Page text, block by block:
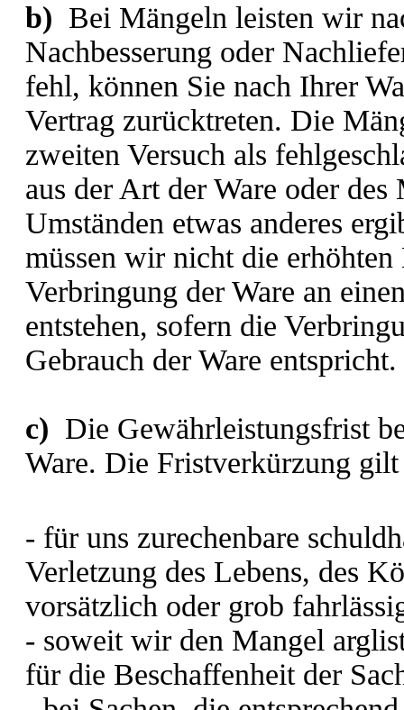
b) Bei Mängeln leisten wir
Nachbesserung oder
fehl, können Sie nach Ihrer
Vertrag zurücktreten. Die
zweiten Versuch als
aus der Art der Ware oder
Umständen etwas anderes
müssen wir nicht die
Verbringung der Ware an
entstehen, sofern die
Gebrauch der Ware entspricht.
c) Die Gewährleistungsfrist
Ware. Die Fristverkürzung
- für uns zurechenbare
Verletzung des Lebens, des
vorsätzlich oder grob
- soweit wir den Mangel
für die Beschaffenheit der